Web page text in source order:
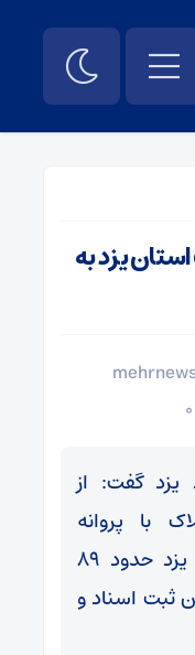
استان یزد به
۰
یزد گفت: از
املاک با پروانه
تخصصی فعالیت در استان یزد حدود ۸۹
ثبت اسناد و